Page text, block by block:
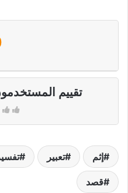
تقييم
إثم تعبير
قصد